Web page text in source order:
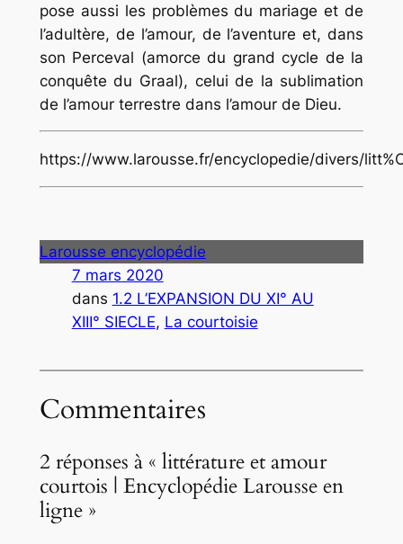
pose aussi les problèmes du mariage et de
l’adultère, de l’amour, de l’aventure et, dans
son Perceval (amorce du grand cycle de la
conquête du Graal), celui de la sublimation
de l’amour terrestre dans l’amour de Dieu.
https://www.larousse.fr/encyclopedie/divers/
Larousse encyclopédie
7 mars 2020
dans 1.2 L’EXPANSION DU XI° AU
XIII° SIECLE, La courtoisie
Commentaires
2 réponses à « littérature et amour
courtois | Encyclopédie Larousse en
ligne »